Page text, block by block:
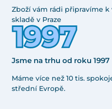
Zboží vám rádi připravíme
skladě v Praze
Jsme na trhu od roku 1997
Máme více než 10 tis.
střední Evropě.